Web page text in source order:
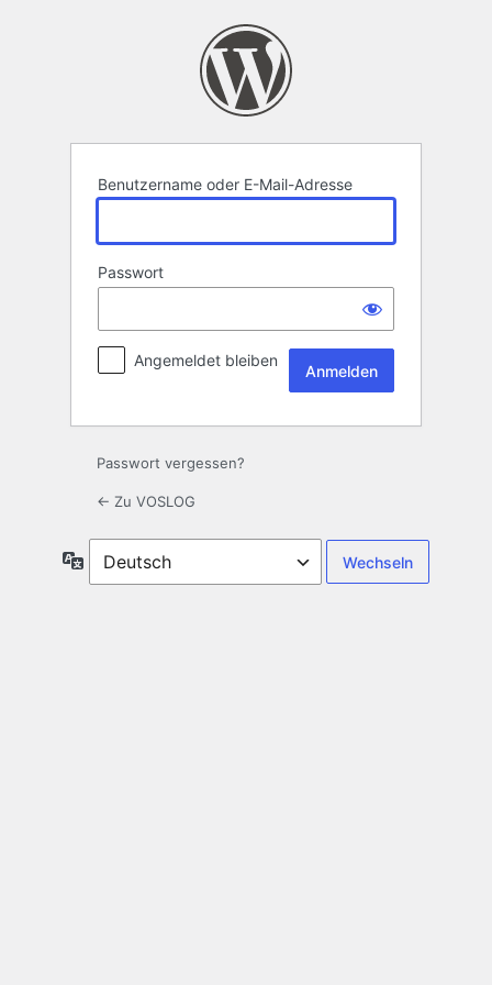
Benutzername oder E-Mail-Adresse
Passwort
Angemeldet bleiben
Passwort vergessen?
← Zu VOSLOG
Sprache